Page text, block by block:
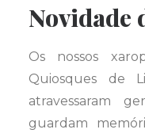
Novidade
Os nossos
Quiosques de
atravessaram
guardam